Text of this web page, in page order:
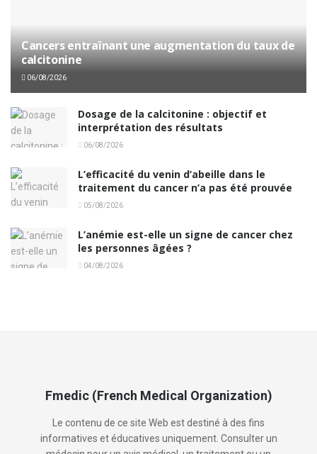
Cancers entraînant une augmentation du taux de
calcitonine
06/08/2026
Dosage de la calcitonine : objectif et
interprétation des résultats
06/08/2026
L’efficacité du venin d’abeille dans le
traitement du cancer n’a pas été prouvée
05/08/2026
L’anémie est-elle un signe de cancer chez
les personnes âgées ?
04/08/2026
Fmedic (French Medical Organization)
Le contenu de ce site Web est destiné à des fins
informatives et éducatives uniquement. Consulter un